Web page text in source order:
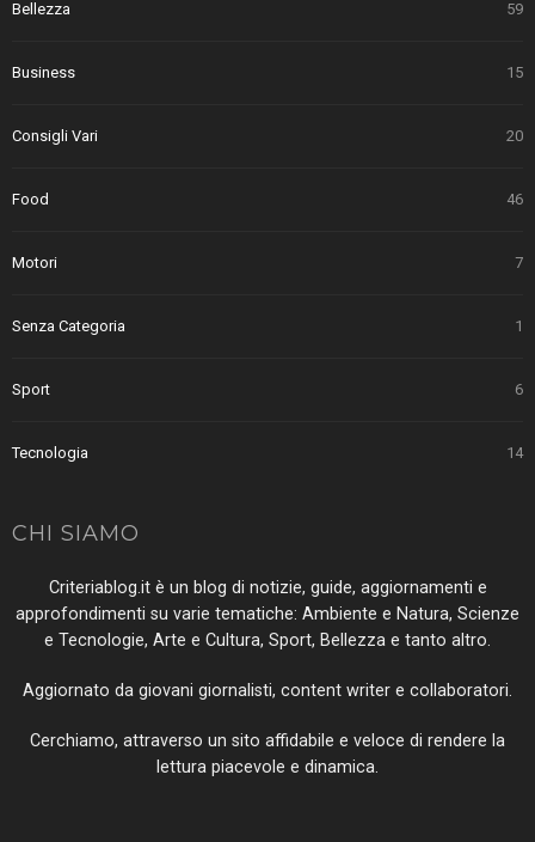
Bellezza 59
Business 15
Consigli Vari 20
Food 46
Motori 7
Senza Categoria 1
Sport 6
Tecnologia 14
CHI SIAMO
Criteriablog.it è un blog di notizie, guide, aggiornamenti e
approfondimenti su varie tematiche: Ambiente e Natura, Scienze
e Tecnologie, Arte e Cultura, Sport, Bellezza e tanto altro.
Aggiornato da giovani giornalisti, content writer e collaboratori.
Cerchiamo, attraverso un sito affidabile e veloce di rendere la
lettura piacevole e dinamica.